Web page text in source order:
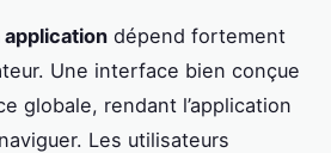
application dépend fortement
Une interface bien conçue
globale, rendant l’application
Les utilisateurs